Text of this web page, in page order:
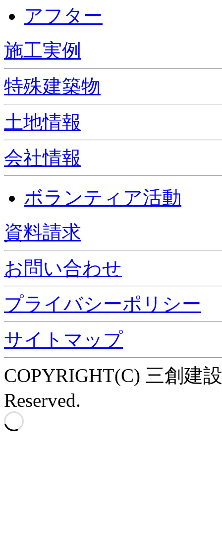
アフター
施工実例
特殊建築物
土地情報
会社情報
ボランティア活動
資料請求
お問い合わせ
プライバシーポリシー
サイトマップ
COPYRIGHT(C) 三創建
Reserved.